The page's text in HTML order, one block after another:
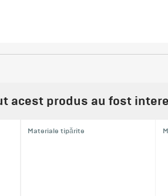
acest produs au fost
Materiale tipărite